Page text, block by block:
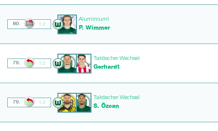
80. 1:2
Aluminium!
P. Wimmer
79. 1:2
Taktischer Wechsel
Gerhardt
79. 1:2
Taktischer Wechsel
S. Özcan